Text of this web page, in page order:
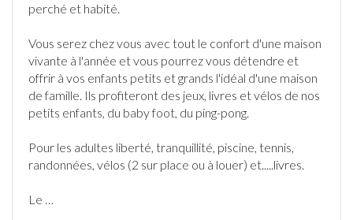
perché et habité.
Vous serez chez vous avec tout le confort d'une maison
vivante à l'année et vous pourrez vous détendre et
offrir à vos enfants petits et grands l'idéal d'une maison
de famille. Ils profiteront des jeux, livres et vélos de nos
petits enfants, du baby foot, du ping-pong.
Pour les adultes liberté, tranquillité, piscine, tennis,
randonnées, vélos (2 sur place ou à louer) et.....livres.
Le …